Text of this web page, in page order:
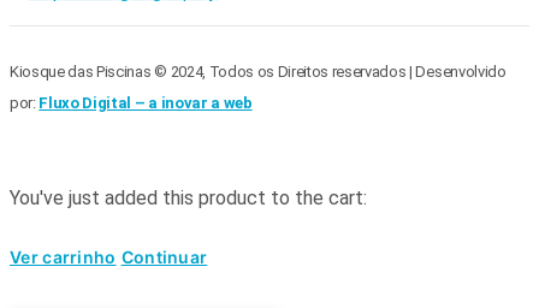
Kiosque das Piscinas © 2024, Todos os Direitos reservados | Desenvolvido
por: Fluxo Digital – a inovar a web
You've just added this product to the cart:
Ver carrinho Continuar